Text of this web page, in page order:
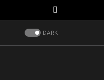
DARK